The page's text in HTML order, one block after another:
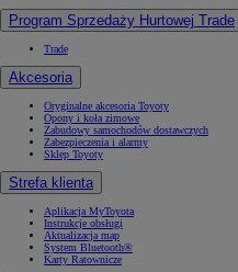
Program Sprzedaży Hurtowej Trade
Trade
Akcesoria
Oryginalne akcesoria Toyoty
Opony i koła zimowe
Zabudowy samochodów dostawczych
Zabezpieczenia i alarmy
Sklep Toyoty
Strefa klienta
Aplikacja MyToyota
Instrukcje obsługi
Aktualizacja map
System Bluetooth®
Karty Ratownicze